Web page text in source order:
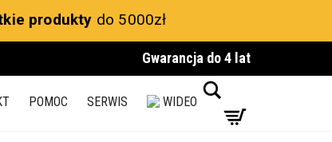
produkty do 5000zł
Gwarancja do 4 lat
POMOC SERWIS WIDEO